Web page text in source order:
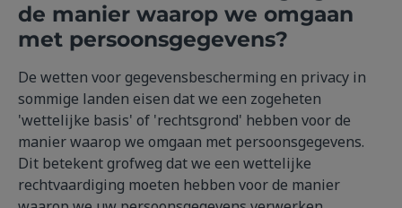
de manier waarop we omgaan
met persoonsgegevens?
De wetten voor gegevensbescherming en privacy in
sommige landen eisen dat we een zogeheten
'wettelijke basis' of 'rechtsgrond' hebben voor de
manier waarop we omgaan met persoonsgegevens.
Dit betekent grofweg dat we een wettelijke
rechtvaardiging moeten hebben voor de manier